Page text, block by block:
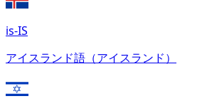
is-IS
アイスランド語（アイスランド）